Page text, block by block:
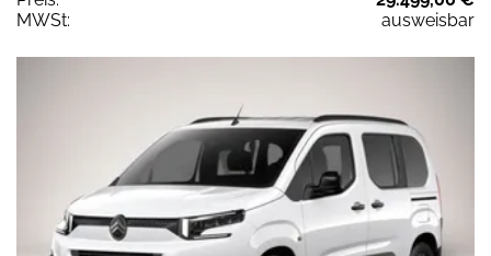
MWSt:
ausweisbar